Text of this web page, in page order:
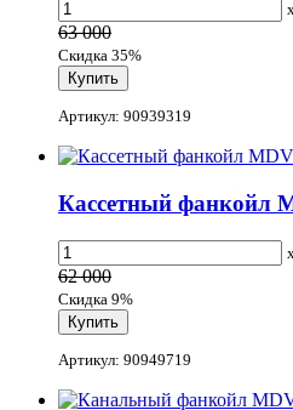
x
63 000
Скидка 35%
Артикул: 90939319
Кассетный фанкойл
x
62 000
Скидка 9%
Артикул: 90949719